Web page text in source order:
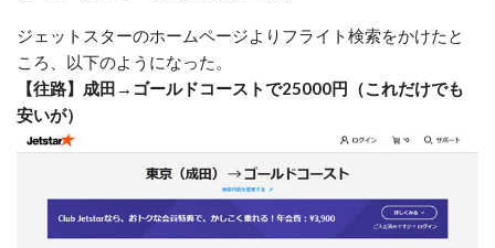
ジェットスターのホームページよりフライト検索をかけたと
ころ、以下のようになった。
【往路】成田→ゴールドコーストで25000円（これだけでも
安いが）